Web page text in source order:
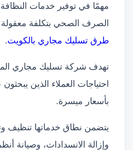
مهمًا في توفير خدمات
الصرف الصحي بتكلفة
طرق تسليك مجاري بالكويت.
تهدف شركة تسليك مجاري
احتياجات العملاء الذين
بأسعار ميسرة.
يتضمن نطاق خدماتها تنظيف
وإزالة الانسدادات، وصيانة